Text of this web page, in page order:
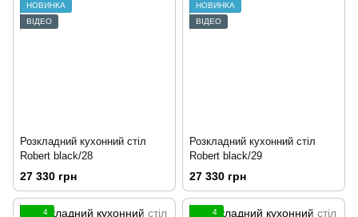
НОВИНКА
ВІДЕО
Розкладний кухонний стіл
Robert black/28
27 330 грн
НОВИНКА
ВІДЕО
Розкладний кухонний стіл
Robert black/29
27 330 грн
4
4